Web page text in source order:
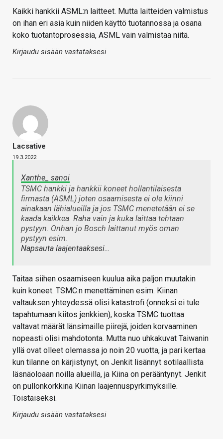
Kaikki hankkii ASML:n laitteet. Mutta laitteiden valmistus
on ihan eri asia kuin niiden käyttö tuotannossa ja osana
koko tuotantoprosessia, ASML vain valmistaa niitä.
Kirjaudu sisään vastataksesi
Lacsative
19.3.2022
Xanthe_ sanoi
TSMC hankki ja hankkii koneet hollantilaisesta
firmasta (ASML) joten osaamisesta ei ole kiinni
ainakaan lähialueilla ja jos TSMC menetetään ei se
kaada kaikkea. Raha vain ja kuka laittaa tehtaan
pystyyn. Onhan jo Bosch laittanut myös oman
pystyyn esim.
Napsauta laajentaaksesi…
Taitaa siihen osaamiseen kuulua aika paljon muutakin
kuin koneet. TSMC:n menettäminen esim. Kiinan
valtauksen yhteydessä olisi katastrofi (onneksi ei tule
tapahtumaan kiitos jenkkien), koska TSMC tuottaa
valtavat määrät länsimaille piirejä, joiden korvaaminen
nopeasti olisi mahdotonta. Mutta nuo uhkakuvat Taiwanin
yllä ovat olleet olemassa jo noin 20 vuotta, ja pari kertaa
kun tilanne on kärjistynyt, on Jenkit lisännyt sotilaallista
läsnäoloaan noilla alueilla, ja Kiina on perääntynyt. Jenkit
on pullonkorkkina Kiinan laajennuspyrkimyksille.
Toistaiseksi.
Kirjaudu sisään vastataksesi